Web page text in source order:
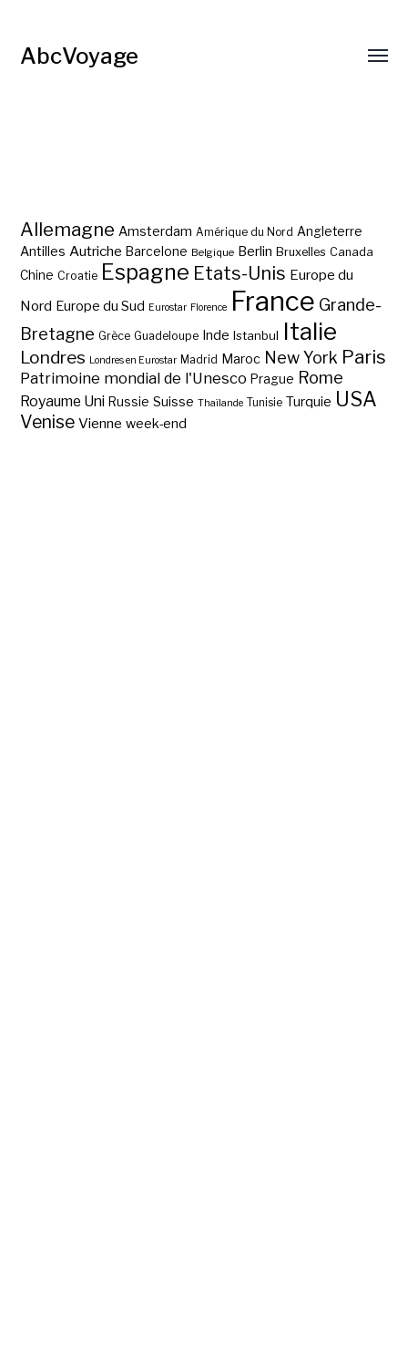
AbcVoyage
Allemagne Amsterdam Amérique du Nord Angleterre
Antilles Autriche Barcelone Belgique Berlin Bruxelles Canada
Chine Croatie Espagne Etats-Unis Europe du
Nord Europe du Sud Eurostar Florence France Grande-
Bretagne Grèce Guadeloupe Inde Istanbul Italie
Londres Londres en Eurostar Madrid Maroc New York Paris
Patrimoine mondial de l'Unesco Prague Rome
Royaume Uni Russie Suisse Thaïlande Tunisie Turquie USA
Venise Vienne week-end